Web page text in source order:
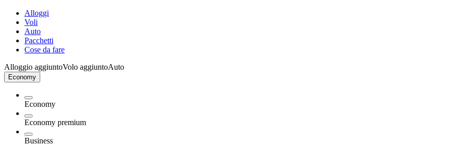
Alloggi
Voli
Auto
Pacchetti
Cose da fare
Alloggio aggiuntoVolo aggiuntoAuto
Economy
Economy
Economy premium
Business